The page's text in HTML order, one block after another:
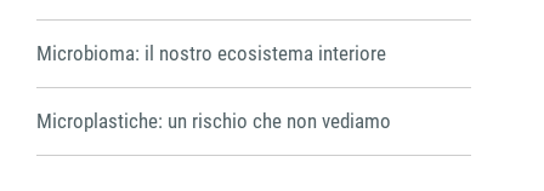
Microbioma: il nostro ecosistema interiore
Microplastiche: un rischio che non vediamo